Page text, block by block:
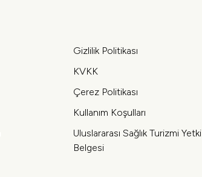
Gizlilik Politikası
KVKK
Çerez Politikası
Kullanım Koşulları
Uluslararası Sağlık Turizmi Yetki
Belgesi